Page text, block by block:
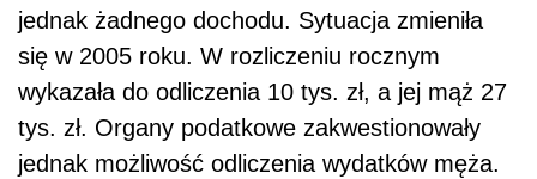
jednak żadnego dochodu. Sytuacja zmieniła
się w 2005 roku. W rozliczeniu rocznym
wykazała do odliczenia 10 tys. zł, a jej mąż 27
tys. zł. Organy podatkowe zakwestionowały
jednak możliwość odliczenia wydatków męża.